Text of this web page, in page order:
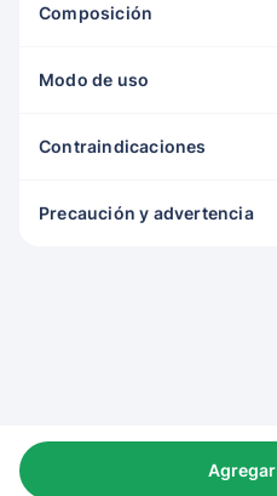
Composición
Modo de uso
Contraindicaciones
Precaución y advertencia
Agregar